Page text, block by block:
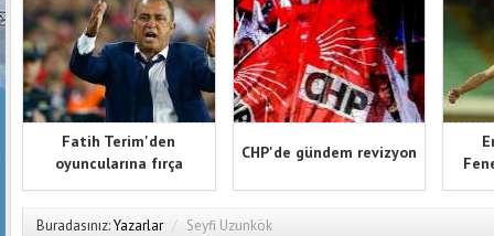
Fatih Terim'den
oyuncularına fırça
CHP'de gündem revizyon
Buradasınız:Yazarlar / Seyfi Uzunkök